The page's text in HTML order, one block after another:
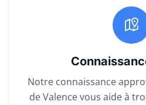
Notre connaissance
de Valence vous aide à